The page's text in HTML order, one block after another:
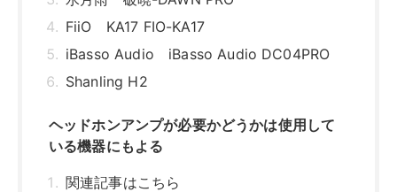
FiiO KA17 FIO-KA17
iBasso Audio iBasso Audio DC04PRO
Shanling H2
ヘッドホンアンプが必要かどうかは使用して
いる機器にもよる
関連記事はこちら